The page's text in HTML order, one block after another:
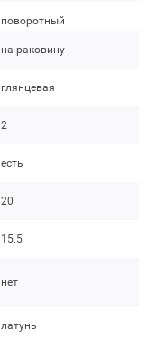
поворотный
на раковину
глянцевая
2
есть
20
15.5
нет
латунь